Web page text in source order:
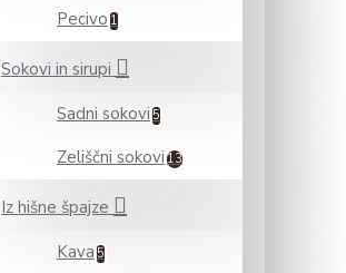
Pecivo 1
Sokovi in sirupi
Sadni sokovi 5
Zeliščni sokovi 13
Iz hišne špajze
Kava 5